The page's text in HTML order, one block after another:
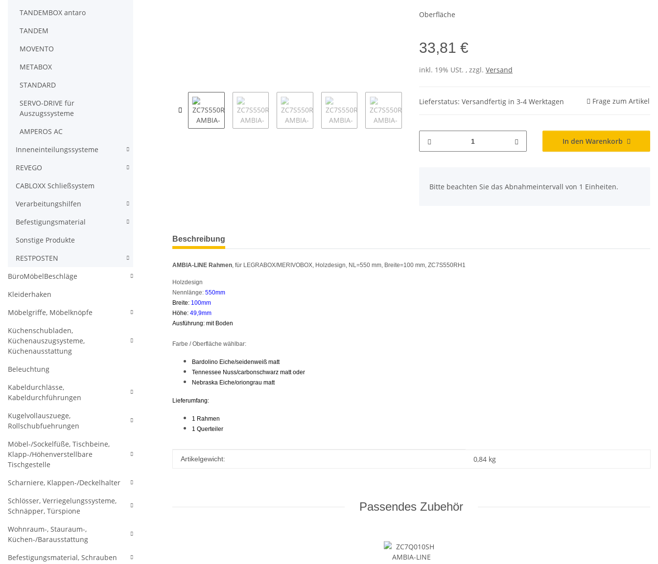
Oberfläche
33,81 €
inkl. 19% USt. , zzgl. Versand
Lieferstatus: Versandfertig in 3-4 Werktagen Frage zum Artikel
In den Warenkorb
Bitte beachten Sie das Abnahmeintervall von 1 Einheiten.
weitere Registerkarten anzeigen
Beschreibung
AMBIA-LINE Rahmen, für LEGRABOX/MERIVOBOX, Holzdesign, NL=550 mm, Breite=100 mm, ZC7S550RH1
Holzdesign
Nennlänge: 550mm
Breite: 100mm
Höhe: 49,9mm
Ausführung: mit Boden
Farbe / Oberfläche wählbar:
Bardolino Eiche/seidenweiß matt
Tennessee Nuss/carbonschwarz matt oder
Nebraska Eiche/oriongrau matt
Lieferumfang:
1 Rahmen
1 Querteiler
Produkteigenschaft
Wert
Artikelgewicht: 0,84 kg
Passendes Zubehör
TANDEMBOX antaro
TANDEM
MOVENTO
METABOX
STANDARD
SERVO-DRIVE für
Auszugssysteme
AMPEROS AC
Inneneinteilungssysteme
REVEGO
CABLOXX Schließsystem
Verarbeitungshilfen
Befestigungsmaterial
Sonstige Produkte
RESTPOSTEN
BüroMöbelBeschläge
Kleiderhaken
Möbelgriffe, Möbelknöpfe
Küchenschubladen,
Küchenauszugsysteme,
Küchenausstattung
Beleuchtung
Kabeldurchlässe,
Kabeldurchführungen
Kugelvollauszuege,
Rollschubfuehrungen
Möbel-/Sockelfüße, Tischbeine,
Klapp-/Höhenverstellbare
Tischgestelle
Scharniere, Klappen-/Deckelhalter
Schlösser, Verriegelungssysteme,
Schnäpper, Türspione
Wohnraum-, Stauraum-,
Küchen-/Barausstattung
Befestigungsmaterial, Schrauben